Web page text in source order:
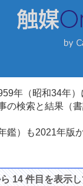
年（昭和34年
の検索と結果（
鑑）も2021年
14 件目を表示